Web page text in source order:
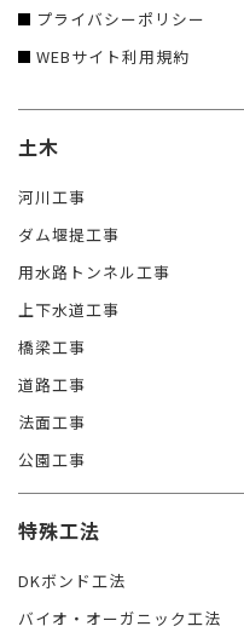
プライバシーポリシー
WEBサイト利用規約
土木
河川工事
ダム堰提工事
用水路トンネル工事
上下水道工事
橋梁工事
道路工事
法面工事
公園工事
特殊工法
DKボンド工法
バイオ・オーガニック工法